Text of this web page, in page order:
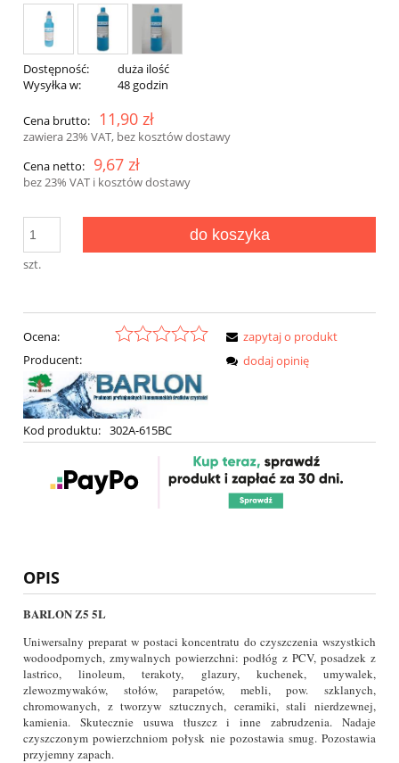
Dostępność:
duża ilość
Wysyłka w:
48 godzin
Cena brutto: 11,90 zł
zawiera 23% VAT, bez kosztów dostawy
Cena netto:
9,67 zł
bez 23% VAT i kosztów dostawy
szt.
do koszyka
Ocena:
Producent:
Kod produktu: 302A-615BC
zapytaj o produkt
dodaj opinię
OPIS
BARLON Z5 5L
Uniwersalny preparat w postaci koncentratu do czyszczenia wszystkich
wodoodpornych, zmywalnych powierzchni: podłóg z PCV, posadzek z
lastrico, linoleum, terakoty, glazury, kuchenek, umywalek,
zlewozmywaków, stołów, parapetów, mebli, pow. szklanych,
chromowanych, z tworzyw sztucznych, ceramiki, stali nierdzewnej,
kamienia. Skutecznie usuwa tłuszcz i inne zabrudzenia. Nadaje
czyszczonym powierzchniom połysk nie pozostawia smug. Pozostawia
przyjemny zapach.